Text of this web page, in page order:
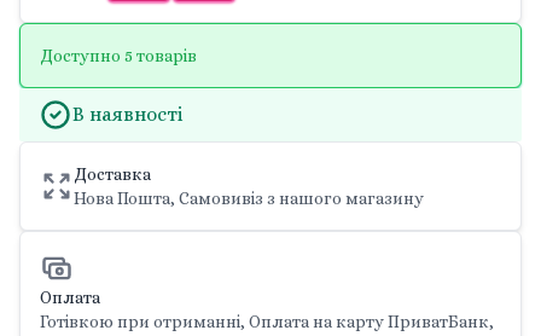
Доступно 5 товарів
В наявності
Доставка
Нова Пошта, Самовивіз з нашого магазину
Оплата
Готівкою при отриманні, Оплата на карту ПриватБанк,